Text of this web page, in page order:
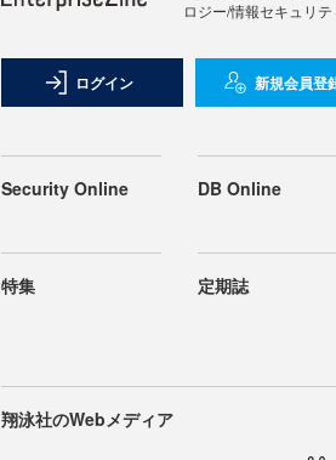
ロジー/情報セキュリ
ログイン 新規会員登
Security Online DB Online
特集 定期誌
翔泳社のWebメディア